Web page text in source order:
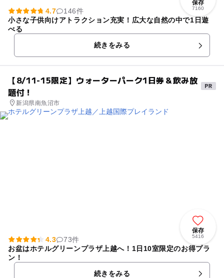
保存
7160
4.7
146件
小さな子供向けアトラクション充実！広大な自然の中で1日遊
べる
続きをみる
【8/11-15限定】ウォーターパーク1日券＆飲み放
題付！
新潟県南魚沼市
保存
5416
4.3
73件
お盆はホテルグリーンプラザ上越へ！1日10室限定のお得プラ
ン！
続きをみる